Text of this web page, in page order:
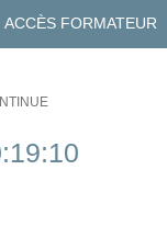
ACCÈS FORMATEUR